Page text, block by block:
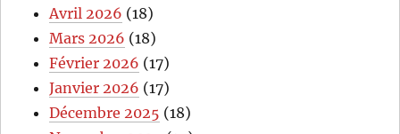
Avril 2026 (18)
Mars 2026 (18)
Février 2026 (17)
Janvier 2026 (17)
Décembre 2025 (18)